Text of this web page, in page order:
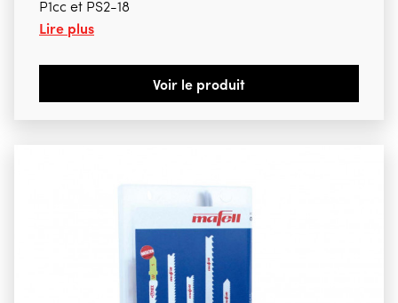
P1cc et PS2-18
Lire plus
Voir le produit